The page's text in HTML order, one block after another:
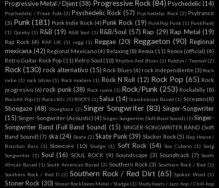
Progressive Metal / Djent (38) Progressive Rock (84) Psychedelic(14)
Psychedelic / Freak Folk (2) Psychedelic Rock (57) Psychedelyc Rock (2) Psytrance
(3) Punk (181) Punk Indie Rock (4) Punk Rock (19) PunkPop Punk (1) PunkPunk
(1) Quieky (1) R&B (19) R&B Soul (1) R&B/Soul (57) Rap (29) Rap Metal (19)
Rap Rock (4) RAP UK (1) regg (1) Reggae (20) Reggaeton (90) Regional
mexicana (42) Regional Mexicano (4) Relaxing (8) Remix (11) Remix (official) (4)
Retro Guitar Rock Pop (11) Retro Soul (10) Rhythm And Blues (1) Riddim / Tearout (2)
Rock (130) rock alternativo (15) Rock Blues (4) rock independiente (3) Rock
indie (1) rock latino (1) Rock modern (1) Rock N Roll (12) Rock Pop (65) Rock
progresivo (6) rock punk (38) Rock suave (1) Rock/Punk (253) Rockabilly (8)
RockAlt Pop (1) Rocks 80s (1) ROOTS (1) Salsa (14) Scandinavian Based (1) Screamo (8)
Shoegaze (48) Shoeghaze (2) Singer Songwriter (83) Singer-Songwriter
(15) Singer-Songwriter (Acoustic) (4) Singer-Songwriter (Soft Band Sound) (1) Singer-
Songwriter Band (Full Band Sound) (15) SINGER-SONGWRITER BAND (Soft
Band Sound) (7) ska (24) Skate (2) Skate Punk (39) Slacker Rock (5) Slap House /
Brazilian Bass (1) Slowcore (10) Sludge (1) Soft Rock (54) Son Cubano (1) Song
Songwriter (1) Soul (16) SOUL ROCK (9) Soundscape (3) Soundtrack (7) South
African Based (1) South American Based (2) Southern Rock (3) Southern Rock / Red (1)
Southern Rock / Red D (2) Southern Rock / Red Dirt (65) Spoken Word (1)
Stoner Rock (30) Stoner RockDoom Metal / Sludge (1) Study beats / Jazz-hop / Chill-hop